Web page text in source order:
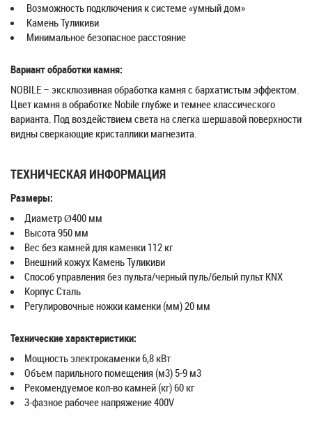
Возможность подключения к системе «умный дом»
Камень Туликиви
Минимальное безопасное расстояние
Вариант обработки камня:
NOBILE – эксклюзивная обработка камня с бархатистым эффектом.
Цвет камня в обработке Nobile глубже и темнее классического
варианта. Под воздействием света на слегка шершавой поверхности
видны сверкающие кристаллики магнезита.
ТЕХНИЧЕСКАЯ ИНФОРМАЦИЯ
Размеры:
Диаметр Ø400 мм
Высота 950 мм
Вес без камней для каменки 112 кг
Внешний кожух Камень Туликиви
Способ управления без пульта/черный пуль/белый пульт KNX
Корпус Cталь
Регулировочные ножки каменки (мм) 20 мм
Технические характеристики:
Мощность электрокаменки 6,8 кВт
Объем парильного помещения (м3) 5-9 м3
Рекомендуемое кол-во камней (кг) 60 кг
3-фазное рабочее напряжение 400V